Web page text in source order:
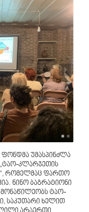
უმასპინძლა
კლარჯეთის
რომელმაც ფართო
ნინო ბაგრატიონი
მონაწილეობს ტაო-
საკუთარი ხელით